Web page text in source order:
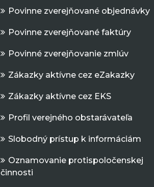
Povinne zverejňované objednávky
Povinne zverejňované faktúry
Povinné zverejňovanie zmlúv
Zákazky aktívne cez eZakazky
Zákazky aktívne cez EKS
Profil verejného obstarávateľa
Slobodný prístup k informáciám
Oznamovanie protispoločenskej
činnosti